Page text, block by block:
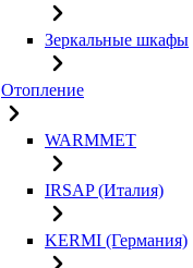
Зеркальные шкафы
Отопление
WARMMET
IRSAP (Италия)
KERMI (Германия)